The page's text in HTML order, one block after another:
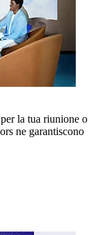
la tua riunione o
ne garantiscono